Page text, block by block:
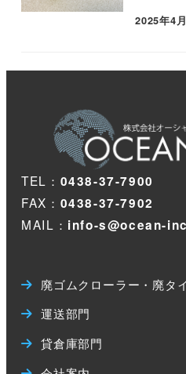
2025年4
TEL： 0438-37-7900
FAX： 0438-37-7902
MAIL： info-s@ocean-
廃ゴムクローラー・廃タ
運送部門
貸倉庫部門